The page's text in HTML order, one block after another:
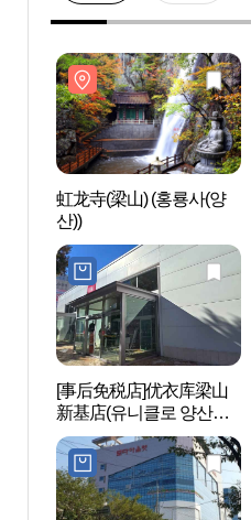
虹龙寺(梁山) (홍룡사(양
산))
[事后免税店]优衣库梁山
新基店(유니클로 양산신
기점)